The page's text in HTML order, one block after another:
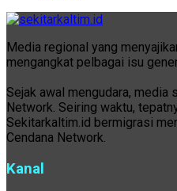
Media regional yang
mengangkat pelbagai isu
Sejak awal mengudara, media
Network. Seiring waktu,
Sekitarkaltim.id bermigrasi
Cendana Network.
Kanal